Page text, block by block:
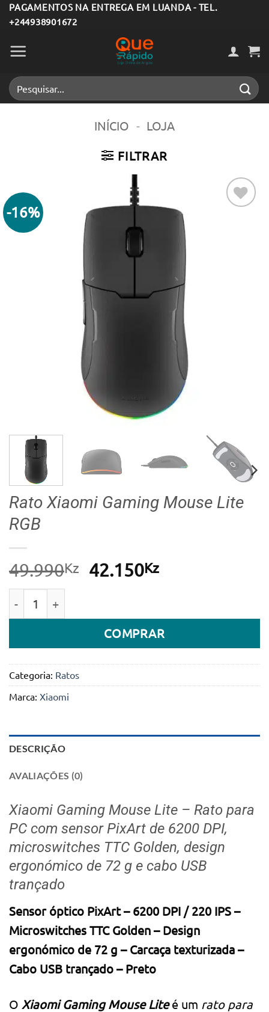
Skip
to
content
PAGAMENTOS NA ENTREGA EM LUANDA - TEL.
+244938901672
Pesquisar
por:
INÍCIO - LOJA
FILTRAR
-16%
Rato Xiaomi Gaming Mouse Lite
RGB
49.990Kz
O
era:
49.990Kz.
42.150KzO
é:
42.150Kz.
COMPRAR
Categoria: Ratos
Marca: Xiaomi
DESCRIÇÃO
AVALIAÇÕES (0)
Xiaomi Gaming Mouse Lite – Rato para
PC com sensor PixArt de 6200 DPI,
microswitches TTC Golden, design
ergonómico de 72 g e cabo USB
trançado
Sensor óptico PixArt – 6200 DPI / 220 IPS –
Microswitches TTC Golden – Design
ergonómico de 72 g – Carcaça texturizada –
Cabo USB trançado – Preto
O Xiaomi Gaming Mouse Liteé um rato para